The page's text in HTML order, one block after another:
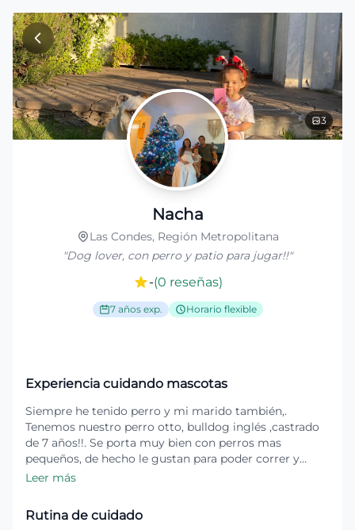
3
Nacha
Las Condes, Región Metropolitana
"Dog lover, con perro y patio para jugar!!"
-(0 reseñas)
7 años exp. Horario flexible
Experiencia cuidando mascotas
Siempre he tenido perro y mi marido también,.
Tenemos nuestro perro otto, bulldog inglés ,castrado
de 7 años!!. Se porta muy bien con perros mas
pequeños, de hecho le gustan para poder correr y
jugar. Tenemos 2 hijas, una recién nacida y otra de 2
nuestros huéspedes lo sean con ellas también!. Vivo en
casa y con patio con pasto para que puedan disfrutar y
Leer más
Rutina de cuidado